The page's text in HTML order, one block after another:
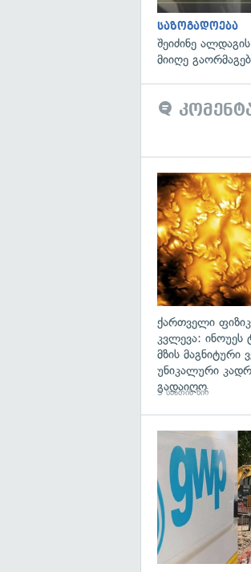
საზოგადოება
შეიძინე
მიიღე
ქართველი
კვლევა: ინოუეს
მზის მაგნიტური
უნიკალური
გადაიღო
5 საათის წინ